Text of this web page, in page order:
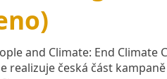
and Climate: End Climate
realizuje česká část